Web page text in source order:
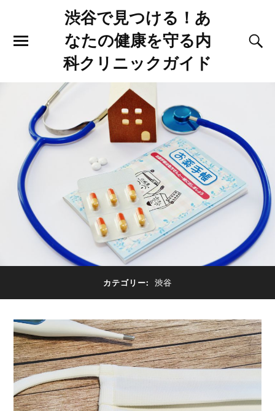
渋谷で見つける！あ
なたの健康を守る内
科クリニックガイド
カテゴリー: 渋谷